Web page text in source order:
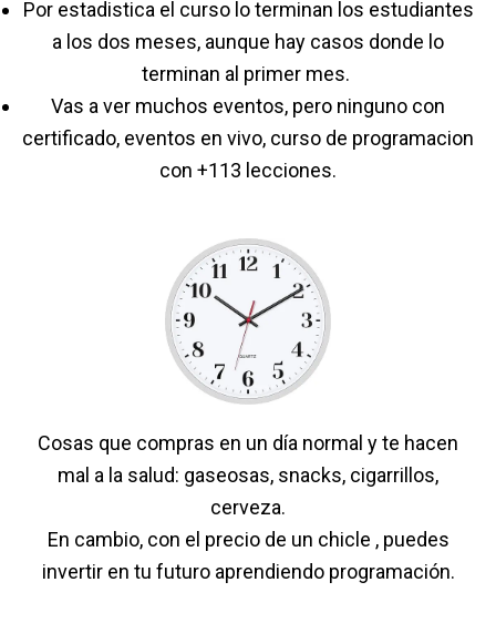
Por estadistica el curso lo terminan los estudiantes
a los dos meses, aunque hay casos donde lo
terminan al primer mes.
Vas a ver muchos eventos, pero ninguno con
certificado, eventos en vivo, curso de programacion
con +113 lecciones.
Cosas que compras en un día normal y te hacen
mal a la salud: gaseosas, snacks, cigarrillos,
cerveza.
En cambio, con el precio de un chicle , puedes
invertir en tu futuro aprendiendo programación.